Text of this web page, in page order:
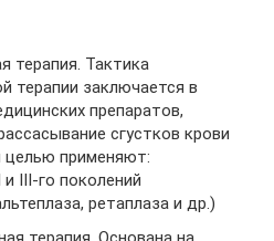
терапия. Тактика
терапии заключается в
препаратов,
сгустков крови
целью применяют:
III-го поколений
ретаплаза и др.)